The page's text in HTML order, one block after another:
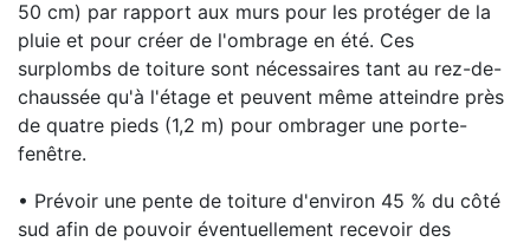
50 cm) par rapport aux murs pour les protéger de la
pluie et pour créer de l'ombrage en été. Ces
surplombs de toiture sont nécessaires tant au rez-de-
chaussée qu'à l'étage et peuvent même atteindre près
de quatre pieds (1,2 m) pour ombrager une porte-
fenêtre.
• Prévoir une pente de toiture d'environ 45 % du côté
sud afin de pouvoir éventuellement recevoir des